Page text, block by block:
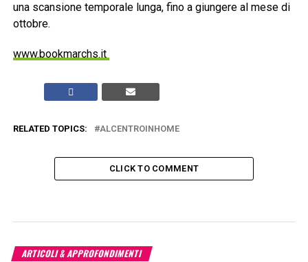
una scansione temporale lunga, fino a giungere al mese di
ottobre.
www.bookmarchs.it
RELATED TOPICS: ALCENTROINHOME
CLICK TO COMMENT
ARTICOLI & APPROFONDIMENTI